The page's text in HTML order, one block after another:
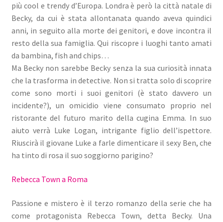
più cool e trendy d’Europa. Londra è però la città natale di
Becky, da cui è stata allontanata quando aveva quindici
anni, in seguito alla morte dei genitori, e dove incontra il
resto della sua famiglia. Qui riscopre i luoghi tanto amati
da bambina, fish and chips…
Ma Becky non sarebbe Becky senza la sua curiosità innata
che la trasforma in detective. Non si tratta solo di scoprire
come sono morti i suoi genitori (è stato davvero un
incidente?), un omicidio viene consumato proprio nel
ristorante del futuro marito della cugina Emma. In suo
aiuto verrà Luke Logan, intrigante figlio dell’ispettore.
Riuscirà il giovane Luke a farle dimenticare il sexy Ben, che
ha tinto di rosa il suo soggiorno parigino?
Rebecca Town a Roma
Passione e mistero è il terzo romanzo della serie che ha
come protagonista Rebecca Town, detta Becky. Una